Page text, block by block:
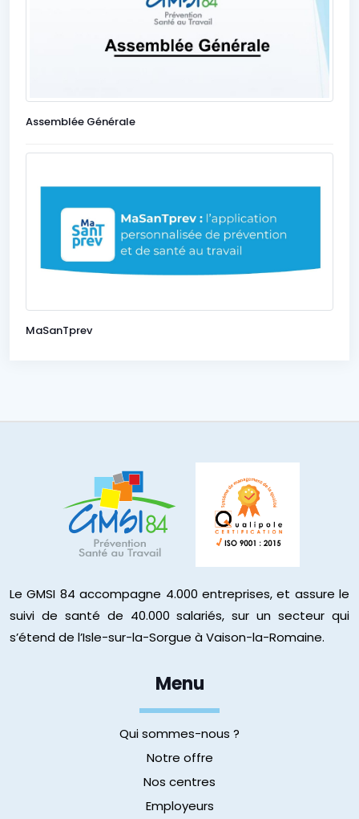
Assemblée Générale
MaSanTprev
Le GMSI 84 accompagne 4.000 entreprises, et assure le
suivi de santé de 40.000 salariés, sur un secteur qui
s’étend de l’Isle-sur-la-Sorgue à Vaison-la-Romaine.
Menu
Qui sommes-nous ?
Notre offre
Nos centres
Employeurs